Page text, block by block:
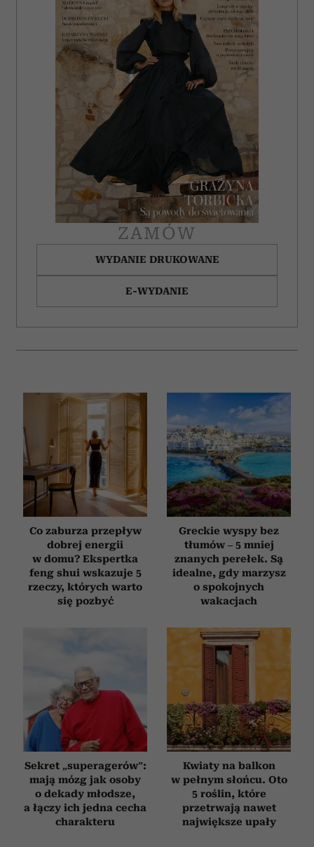
ZAMÓW
WYDANIE DRUKOWANE
E-WYDANIE
Co zaburza przepływ
dobrej energii
w domu? Ekspertka
feng shui wskazuje 5
rzeczy, których warto
się pozbyć
Greckie wyspy bez
tłumów – 5 mniej
znanych perełek. Są
idealne, gdy marzysz
o spokojnych
wakacjach
Sekret „superagerów”:
mają mózg jak osoby
o dekady młodsze,
a łączy ich jedna cecha
charakteru
Kwiaty na balkon
w pełnym słońcu. Oto
5 roślin, które
przetrwają nawet
największe upały